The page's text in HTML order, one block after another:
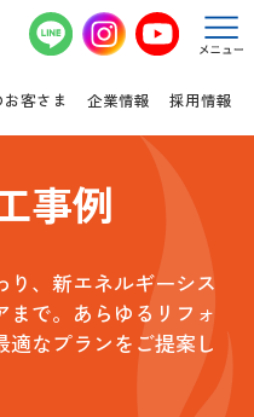
客さま 企業情報 採用情報
事例
り、新エネルギーシス
まで。あらゆるリフォ
適なプランをご提案し